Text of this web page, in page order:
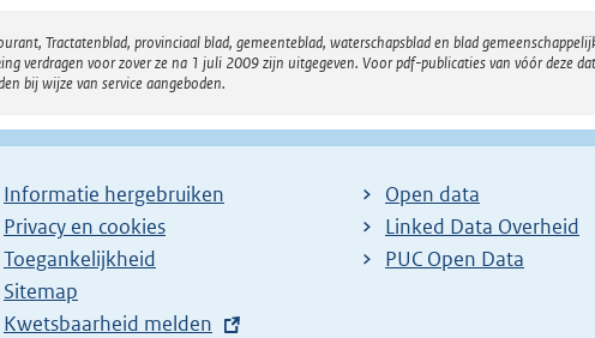
Tractatenblad, provinciaal blad, gemeenteblad, waterschapsblad en blad
verdragen voor zover ze na 1 juli 2009 zijn uitgegeven. Voor pdf-publicaties van vóór deze
bij wijze van service aangeboden.
Informatie hergebruiken
Privacy en cookies
Toegankelijkheid
Sitemap
E
Kwetsbaarheid melden
Open data
Linked Data Overheid
PUC Open Data